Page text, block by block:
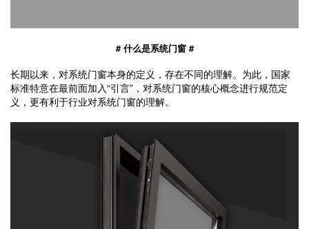
# 什么是系统门窗 #
长期以来，对系统门窗本身的定义，存在不同的理解。为此，国家
标准特意在最前面加入“引言”，对系统门窗的核心概念进行规范定
义，更有利于行业对系统门窗的理解。